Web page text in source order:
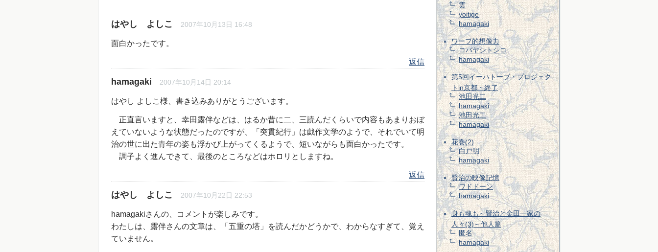
はやし よしこ 2007年10月13日 16:48
面白かったです。
返信
hamagaki 2007年10月14日 20:14
はやし よしこ様、書き込みありがとうございます。
正直言いますと、幸田露伴などは、はるか昔に二、三読んだくらいで内容もあまりおぼ
えていないような状態だったのですが、「突貫紀行」は戯作文学のようで、それでいて明
治の世に出た青年の姿も浮かび上がってくるようで、短いながらも面白かったです。
調子よく進んできて、最後のところなどはホロリとしますね。
返信
はやし よしこ 2007年10月22日 22:53
hamagakiさんの、コメントが楽しみです。
わたしは、露伴さんの文章は、「五重の塔」を読んだかどうかで、わからなすぎて、覚え
ていません。
雲
yoitige
hamagaki
ワープ的想像力
コバヤシトシコ
hamagaki
第5回イーハトーブ・プロジェク
トin京都・終了
池田光二
hamagaki
池田光二
hamagaki
花巻(2)
白戸明
hamagaki
賢治の映像記憶
ワドドーン
hamagaki
身も魂も～賢治と金田一家の
人々(3)～他人篇
匿名
hamagaki